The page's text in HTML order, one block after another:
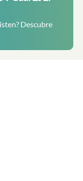
Descubre